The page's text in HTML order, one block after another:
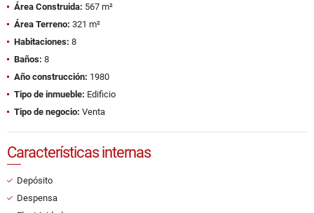
Área Construida: 567 m²
Área Terreno: 321 m²
Habitaciones: 8
Baños: 8
Año construcción: 1980
Tipo de inmueble: Edificio
Tipo de negocio: Venta
Características internas
Depósito
Despensa